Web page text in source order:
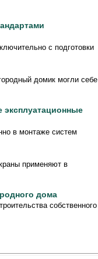
с подготовки
домик могли себе
в монтаже систем
применяют в
дома
собственного